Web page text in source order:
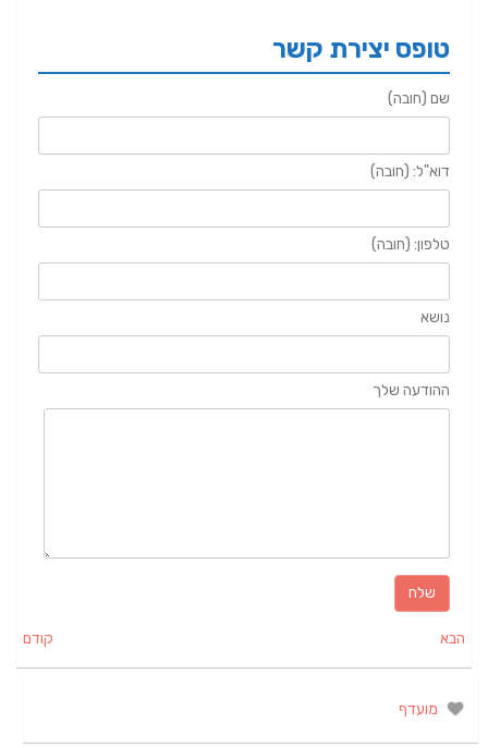
טופס יצירת קשר
שם (חובה)
דוא"ל: (חובה)
טלפון: (חובה)
נושא
ההודעה שלך
קודם הבא
מועדף